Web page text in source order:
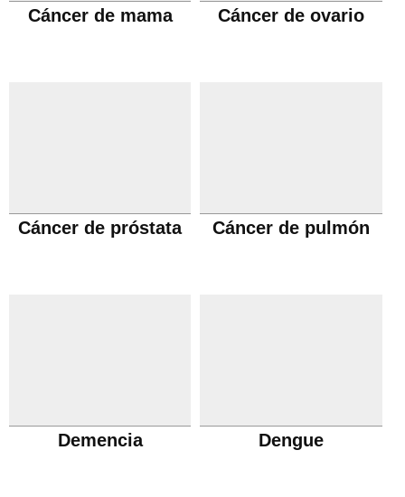
Cáncer de mama Cáncer de ovario
Cáncer de próstata Cáncer de pulmón
Demencia Dengue